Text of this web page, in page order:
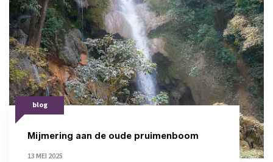
blog
Mijmering aan de oude pruimenboom
13 MEI 2025